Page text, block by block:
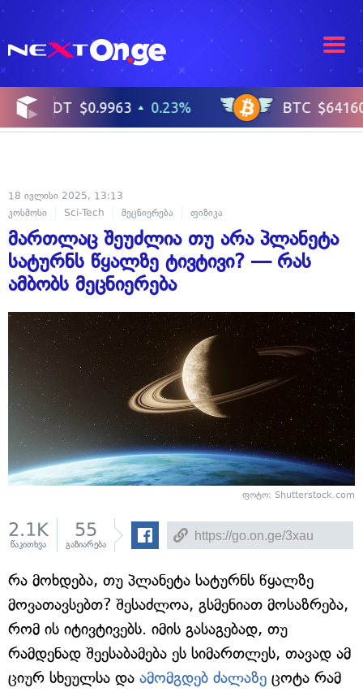
18 ივლისი 2025, 13:13
კოსმოსი
Sci-Tech მეცნიერება ფიზიკა
მართლაც შეუძლია თუ არა პლანეტა
სატურნს წყალზე ტივტივი? — რას
ამბობს მეცნიერება
ფოტო: Shutterstock.com
2.1K
წაკითხვა
55
გაზიარება
რა მოხდება, თუ პლანეტა სატურნს წყალზე
მოვათავსებთ? შესაძლოა, გსმენიათ მოსაზრება,
რომ ის იტივტივებს. იმის გასაგებად, თუ
რამდენად შეესაბამება ეს სიმართლეს, თავად ამ
ციურ სხეულსა და ამომგდებ ძალაზე ცოტა რამ